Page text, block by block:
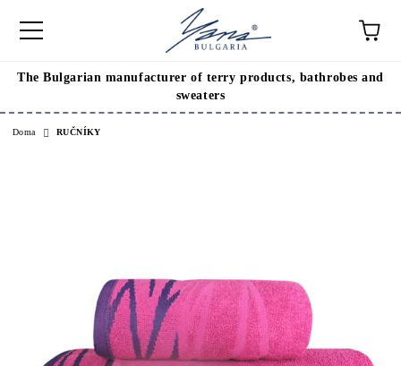
The Bulgarian manufacturer of terry products, bathrobes and
sweaters
Doma RUČNÍKY